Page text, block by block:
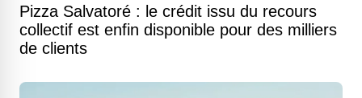
Pizza Salvatoré : le crédit issu du recours
collectif est enfin disponible pour des milliers
de clients